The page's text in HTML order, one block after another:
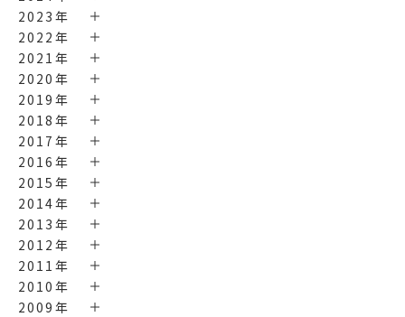
2023年
2022年
2021年
2020年
2019年
2018年
2017年
2016年
2015年
2014年
2013年
2012年
2011年
2010年
2009年